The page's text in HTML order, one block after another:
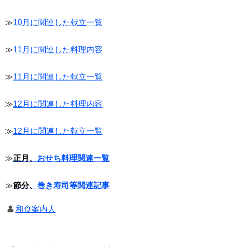
≫10月に関連した献立一覧
≫11月に関連した料理内容
≫11月に関連した献立一覧
≫12月に関連した料理内容
≫12月に関連した献立一覧
≫正月、 おせち料理関連一覧
≫節分、 巻き寿司等関連記事
和食案内人